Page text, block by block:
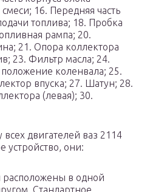
16. Передняя часть
топлива; 18. Пробка
рампа; 20.
21. Опора коллектора
23. Фильтр масла; 24.
коленвала; 25.
впуска; 27. Шатун; 28.
(левая); 30.
двигателей ваз 2114
устройство, они:
в одной
Стандартное